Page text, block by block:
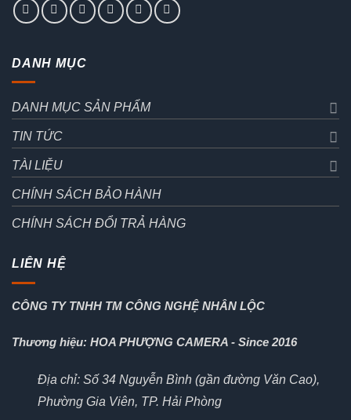
DANH MỤC
DANH MỤC SẢN PHẨM
TIN TỨC
TÀI LIỆU
CHÍNH SÁCH BẢO HÀNH
CHÍNH SÁCH ĐỔI TRẢ HÀNG
LIÊN HỆ
CÔNG TY TNHH TM CÔNG NGHỆ NHÂN LỘC
Thương hiệu: HOA PHƯỢNG CAMERA - Since 2016
Địa chỉ: Số 34 Nguyễn Bình (gần đường Văn Cao),
Phường Gia Viên, TP. Hải Phòng